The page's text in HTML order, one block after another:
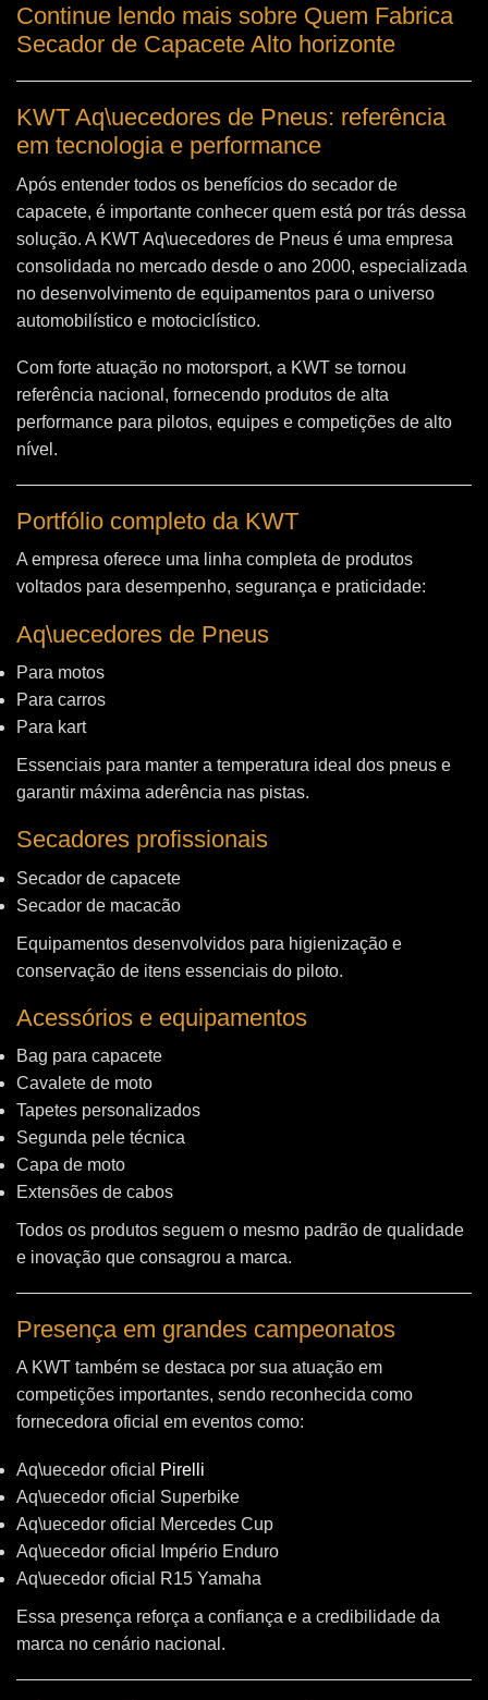
Continue lendo mais sobre Quem Fabrica
Secador de Capacete Alto horizonte
KWT Aq\uecedores de Pneus: referência
em tecnologia e performance
Após entender todos os benefícios do secador de
capacete, é importante conhecer quem está por trás dessa
solução. A KWT Aq\uecedores de Pneus é uma empresa
consolidada no mercado desde o ano 2000, especializada
no desenvolvimento de equipamentos para o universo
automobilístico e motociclístico.
Com forte atuação no motorsport, a KWT se tornou
referência nacional, fornecendo produtos de alta
performance para pilotos, equipes e competições de alto
nível.
Portfólio completo da KWT
A empresa oferece uma linha completa de produtos
voltados para desempenho, segurança e praticidade:
Aq\uecedores de Pneus
Para motos
Para carros
Para kart
Essenciais para manter a temperatura ideal dos pneus e
garantir máxima aderência nas pistas.
Secadores profissionais
Secador de capacete
Secador de macacão
Equipamentos desenvolvidos para higienização e
conservação de itens essenciais do piloto.
Acessórios e equipamentos
Bag para capacete
Cavalete de moto
Tapetes personalizados
Segunda pele técnica
Capa de moto
Extensões de cabos
Todos os produtos seguem o mesmo padrão de qualidade
e inovação que consagrou a marca.
Presença em grandes campeonatos
A KWT também se destaca por sua atuação em
competições importantes, sendo reconhecida como
fornecedora oficial em eventos como:
Aq\uecedor oficial
Pirelli
Aq\uecedor oficial Superbike
Aq\uecedor oficial Mercedes Cup
Aq\uecedor oficial Império Enduro
Aq\uecedor oficial R15 Yamaha
Essa presença reforça a confiança e a credibilidade da
marca no cenário nacional.